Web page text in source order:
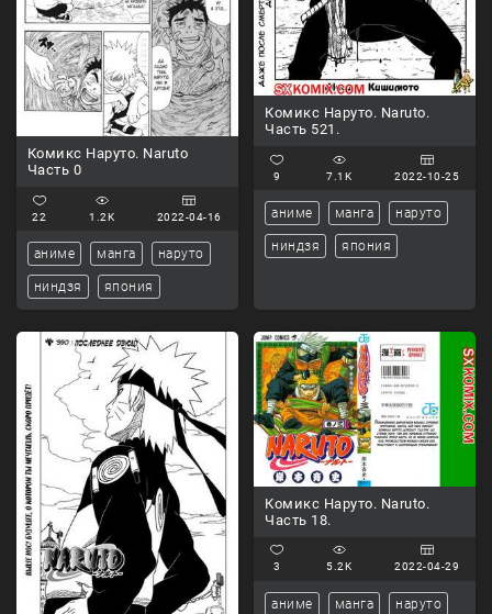
Комикс Наруто. Naruto
Часть 0
22 1.2K 2022-04-16
аниме манга наруто
ниндзя япония
Комикс Наруто. Naruto.
Часть 521.
9 7.1K 2022-10-25
аниме манга наруто
ниндзя япония
Комикс Наруто. Naruto.
Часть 18.
3 5.2K 2022-04-29
аниме манга наруто